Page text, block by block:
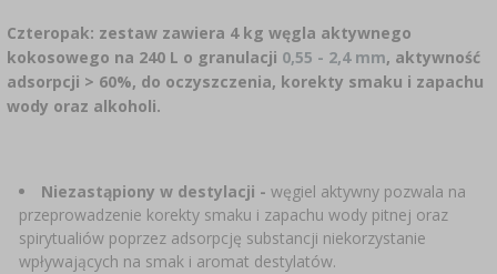
PEKLE, MARYNATY I ZIOŁA ›
KULTURY BAKTERII
AROMATY DYMU WĘDZARNICZEGO
MIERNIKI, WSKAŹNIKI
BUTELKI ›
REGAŁY
ETYKIETY
LITERATURA
GADŻETY DOMOWE
MOTORYZACJA
Czteropak: zestaw zawiera 4 kg węgla aktywnego
kokosowego na 240 L o granulacji 0,55 - 2,4 mm, aktywność
adsorpcji > 60%, do oczyszczenia, korekty smaku i zapachu
wody oraz alkoholi.
Niezastąpiony w destylacji - węgiel aktywny pozwala na
przeprowadzenie korekty smaku i zapachu wody pitnej oraz
spirytualiów poprzez adsorpcję substancji niekorzystanie
wpływających na smak i aromat destylatów.